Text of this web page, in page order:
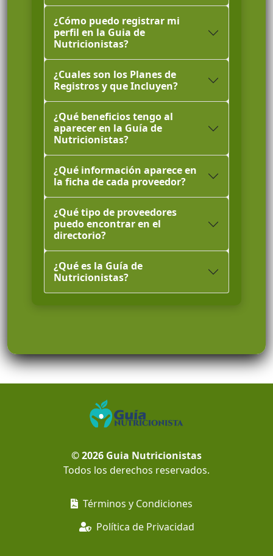
¿Cómo puedo registrar mi
perfil en la Guia de
Nutricionistas?
¿Cuales son los Planes de
Registros y que Incluyen?
¿Qué beneficios tengo al
aparecer en la Guía de
Nutricionistas?
¿Qué información aparece en
la ficha de cada proveedor?
¿Qué tipo de proveedores
puedo encontrar en el
directorio?
¿Qué es la Guía de
Nutricionistas?
© 2026 Guia Nutricionistas
Todos los derechos reservados.
Términos y Condiciones
Política de Privacidad